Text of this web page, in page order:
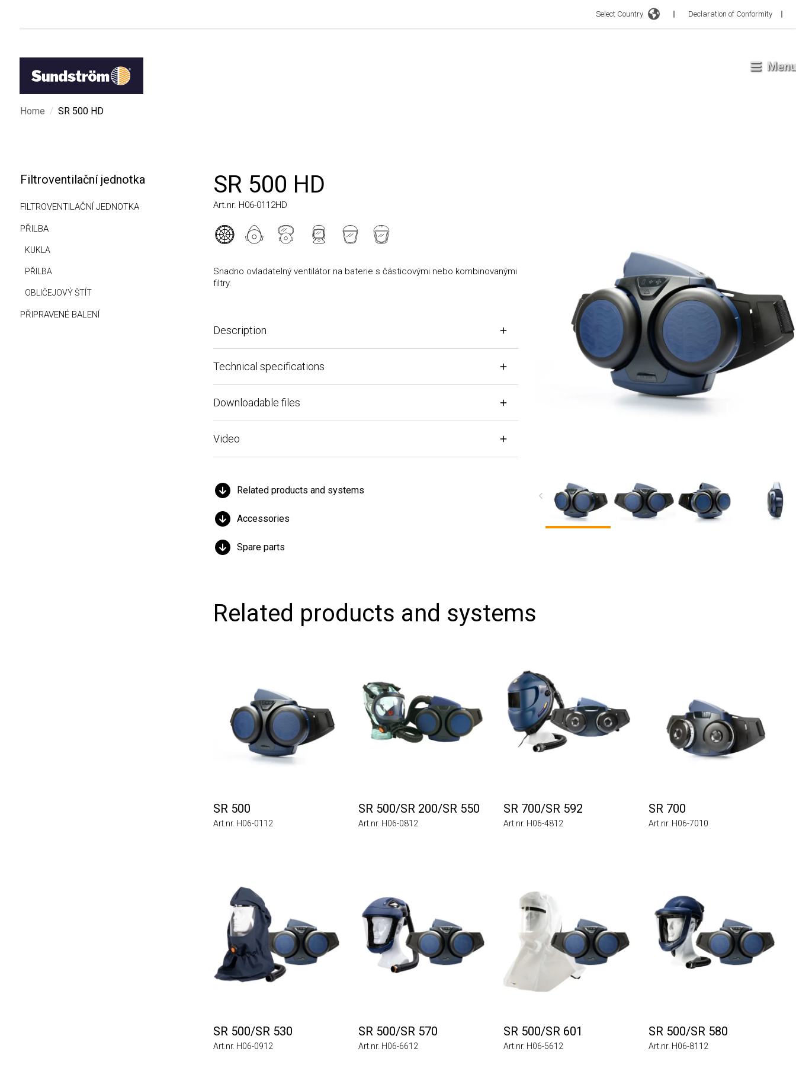
Select Country Declaration of Conformity
Menu
Home / SR 500 HD
Filtroventilační jednotka
FILTROVENTILAČNÍ JEDNOTKA
PŘILBA
KUKLA
PŘILBA
OBLIČEJOVÝ ŠTÍT
PŘIPRAVENÉ BALENÍ
SR 500 HD
Art.nr. H06-0112HD
Snadno ovladatelný ventilátor na baterie s částicovými nebo kombinovanými
Description
Technical specifications
Downloadable files
Video
Related products and systems
Accessories
Spare parts
Related products and systems
SR 500
Art.nr. H06-0112
SR 500/SR 200/SR 550
Art.nr. H06-0812
SR 700/SR 592
Art.nr. H06-4812
SR 700
Art.nr. H06-7010
SR 500/SR 530
Art.nr. H06-0912
SR 500/SR 570
Art.nr. H06-6612
SR 500/SR 601
Art.nr. H06-5612
SR 500/SR 580
Art.nr. H06-8112